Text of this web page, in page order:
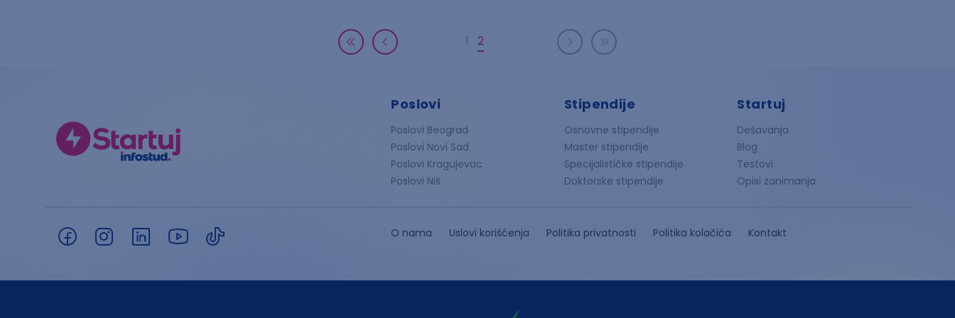
1 2
Poslovi
Poslovi Beograd
Poslovi Novi Sad
Poslovi Kragujevac
Poslovi Niš
Stipendije
Osnovne stipendije
Master stipendije
Specijalističke stipendije
Doktorske stipendije
Startuj
Dešavanja
Blog
Testovi
Opisi zanimanja
O nama Uslovi korišćenja Politika privatnosti Politika kolačića Kontakt